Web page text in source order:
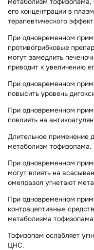
его концентрации в
терапевтического
При одновременном
противогрибковые
могут замедлить
приводит к увеличению
При одновременном
повысить уровень
При одновременном
повлиять на
Длительное применение
метаболизм тофизопама.
При одновременном
могут влиять на
омепразол угнетают
При одновременном
контрацептивные
метаболизма
Тофизопам ослабляет
ЦНС.